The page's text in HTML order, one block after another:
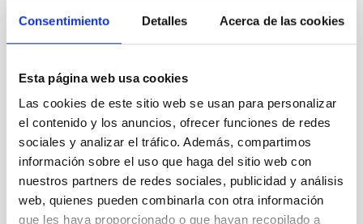
Consentimiento Detalles Acerca de las cookies
Esta página web usa cookies
Las cookies de este sitio web se usan para personalizar
el contenido y los anuncios, ofrecer funciones de redes
sociales y analizar el tráfico. Además, compartimos
información sobre el uso que haga del sitio web con
nuestros partners de redes sociales, publicidad y análisis
web, quienes pueden combinarla con otra información
que les haya proporcionado o que hayan recopilado a
RESOLVED
PROFESSIONAL PROFILE
REQUIRED DEGREE
MASTER'S DEGREE (QF-EHEA SECOND CYCLE)
SPECIALTY
GESTIÓN
PROMOTION
NO